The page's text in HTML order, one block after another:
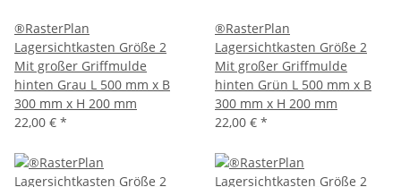
®RasterPlan
Lagersichtkasten Größe 2
Mit großer Griffmulde
hinten Grau L 500 mm x B
300 mm x H 200 mm
22,00 € *
®RasterPlan
Lagersichtkasten Größe 2
Mit großer Griffmulde
hinten Grün L 500 mm x B
300 mm x H 200 mm
22,00 € *